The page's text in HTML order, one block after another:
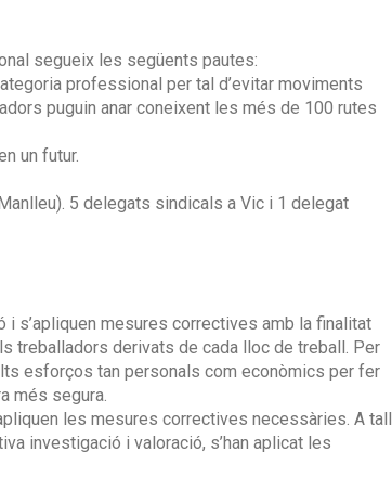
segueix les següents pautes:
professional per tal d’evitar moviments
puguin anar coneixent les més de 100 rutes
un futur.
5 delegats sindicals a Vic i 1 delegat
s’apliquen mesures correctives amb la finalitat
treballadors derivats de cada lloc de treball. Per
esforços tan personals com econòmics per fer
més segura.
les mesures correctives necessàries. A tall
investigació i valoració, s’han aplicat les